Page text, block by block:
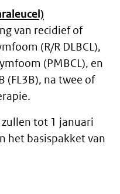
van recidief of
(R/R DLBCL),
(PMBCL), en
(FL3B), na twee of
tot 1 januari
het basispakket van